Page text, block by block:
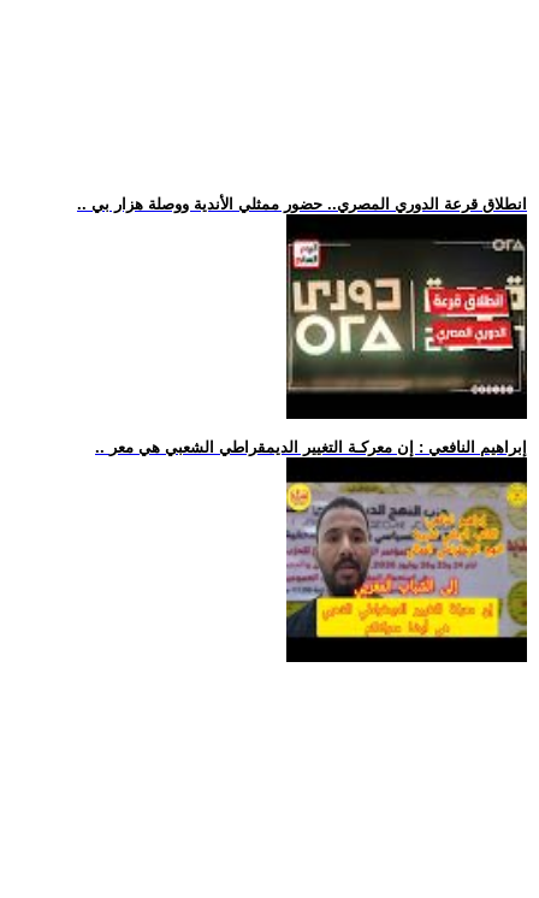
.. انطلاق قرعة الدوري المصري.. حضور ممثلي الأندية ووصلة هزار بي
.. إبراهيم النافعي : إن معركـة التغيير الديمقراطي الشعبي هي معر